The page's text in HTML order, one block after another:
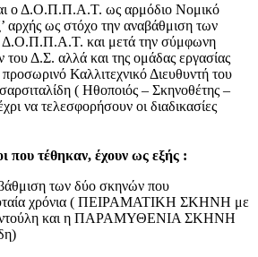
ο Δ.Ο.Π.Π.Α.Τ. ως αρμόδιο Νομικό
αρχής ως στόχο την αναβάθμιση των
Δ.Ο.Π.Π.Α.Τ. και μετά την σύμφωνη
Δ.Σ. αλλά και της ομάδας εργασίας
Καλλιτεχνικό Διευθυντή του
( Ηθοποιός – Σκηνοθέτης –
να τελεσφορήσουν οι διαδικασίες
που τέθηκαν, έχουν ως εξής :
των δύο σκηνών που
χρόνια ( ΠΕΙΡΑΜΑΤΙΚΗ ΣΚΗΝΗ με
και η ΠΑΡΑΜΥΘΕΝΙΑ ΣΚΗΝΗ